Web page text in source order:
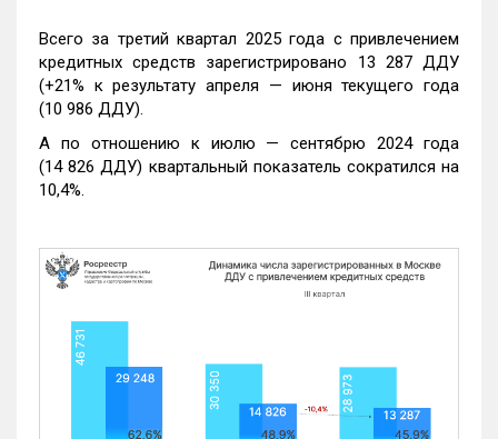
Всего за третий квартал 2025 года с привлечением
кредитных средств зарегистрировано 13 287 ДДУ
(+21% к результату апреля — июня текущего года
(10 986 ДДУ).
А по отношению к июлю — сентябрю 2024 года
(14 826 ДДУ) квартальный показатель сократился на
10,4%.